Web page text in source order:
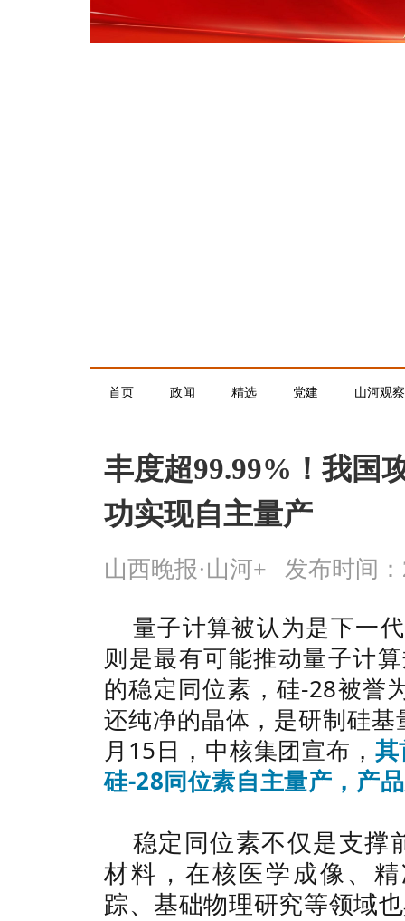
首页 政闻 精选 党建 山河观察
丰度超99.99%！我国
功实现自主量产
山西晚报·山河+ 发布时间：
量子计算被认为是下一
则是最有可能推动量子计
的稳定同位素，硅-28被誉
还纯净的晶体，是研制硅
月15日，中核集团宣布，
硅-28同位素自主量产，产
稳定同位素不仅是支撑
材料，在核医学成像、
踪、基础物理研究等领域